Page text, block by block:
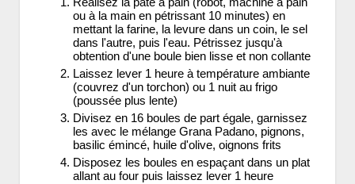
ou à la main en pétrissant 10 minutes) en
mettant la farine, la levure dans un coin, le sel
dans l'autre, puis l'eau. Pétrissez jusqu'à
obtention d'une boule bien lisse et non collante
Laissez lever 1 heure à température ambiante
(couvrez d'un torchon) ou 1 nuit au frigo
(poussée plus lente)
Divisez en 16 boules de part égale, garnissez
les avec le mélange Grana Padano, pignons,
basilic émincé, huile d'olive, oignons frits
Disposez les boules en espaçant dans un plat
allant au four puis laissez lever 1 heure